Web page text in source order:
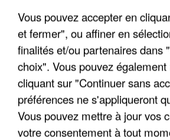
LES INTERVIEWS
FRANCE
"JE SUIS À
ENFOIRÉS"
Vous pouvez accepter en
et fermer", ou affiner en
finalités et/ou partenaires dans
choix". Vous pouvez également
cliquant sur "Continuer sans
préférences ne s'appliqueront
Vous pouvez mettre à jour vos
votre consentement à tout